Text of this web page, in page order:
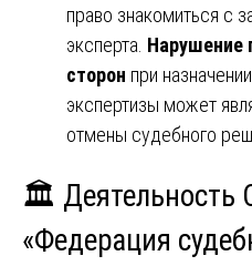
право знакомиться с
эксперта. Нарушение
сторон при
экспертизы может
отмены судебного
🏛️ Деятельность
«Федерация